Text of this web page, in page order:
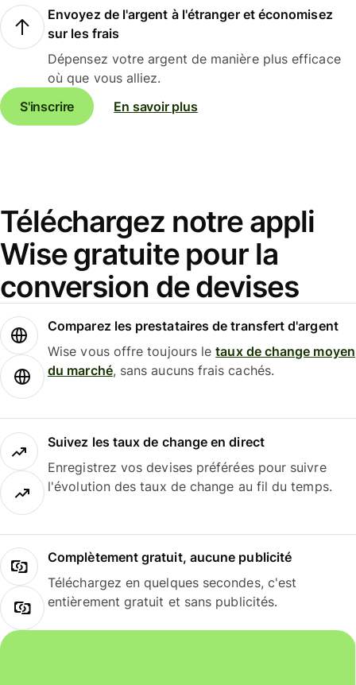
Envoyez de l'argent à l'étranger et économisez
sur les frais
Dépensez votre argent de manière plus efficace
où que vous alliez.
S'inscrire
En savoir plus
Téléchargez notre appli
Wise gratuite pour la
conversion de devises
Comparez les prestataires de transfert d'argent
Wise vous offre toujours letaux de change moyen
du marché, sans aucuns frais cachés.
Suivez les taux de change en direct
Enregistrez vos devises préférées pour suivre
l'évolution des taux de change au fil du temps.
Complètement gratuit, aucune publicité
Téléchargez en quelques secondes, c'est
entièrement gratuit et sans publicités.